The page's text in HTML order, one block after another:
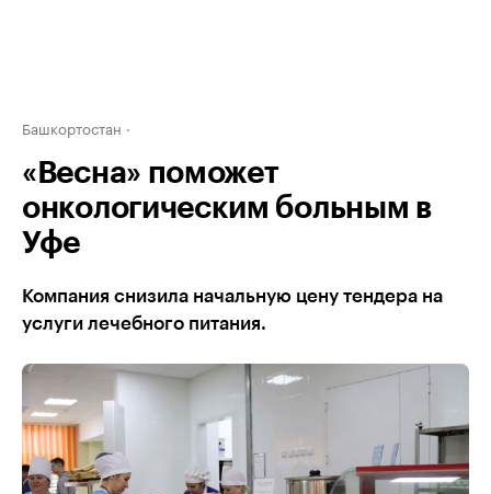
Башкортостан
«Весна» поможет
онкологическим больным в
Уфе
Компания снизила начальную цену тендера на
услуги лечебного питания.